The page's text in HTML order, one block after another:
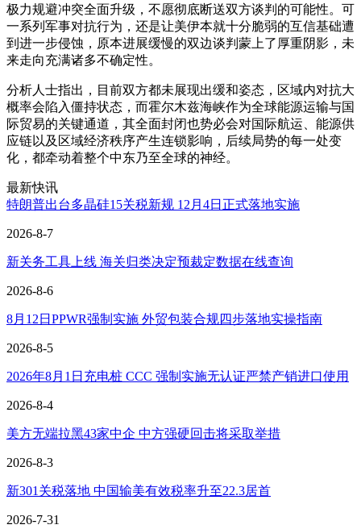
极力规避冲突全面升级，不愿彻底断送双方谈判的可能性。可
一系列军事对抗行为，还是让美伊本就十分脆弱的互信基础遭
到进一步侵蚀，原本进展缓慢的双边谈判蒙上了厚重阴影，未
来走向充满诸多不确定性。
分析人士指出，目前双方都未展现出缓和姿态，区域内对抗大
概率会陷入僵持状态，而霍尔木兹海峡作为全球能源运输与国
际贸易的关键通道，其全面封闭也势必会对国际航运、能源供
应链以及区域经济秩序产生连锁影响，后续局势的每一处变
化，都牵动着整个中东乃至全球的神经。
最新快讯
特朗普出台多晶硅15关税新规 12月4日正式落地实施
2026-8-7
新关务工具上线 海关归类决定预裁定数据在线查询
2026-8-6
8月12日PPWR强制实施 外贸包装合规四步落地实操指南
2026-8-5
2026年8月1日充电桩 CCC 强制实施无认证严禁产销进口使用
2026-8-4
美方无端拉黑43家中企 中方强硬回击将采取举措
2026-8-3
新301关税落地 中国输美有效税率升至22.3居首
2026-7-31